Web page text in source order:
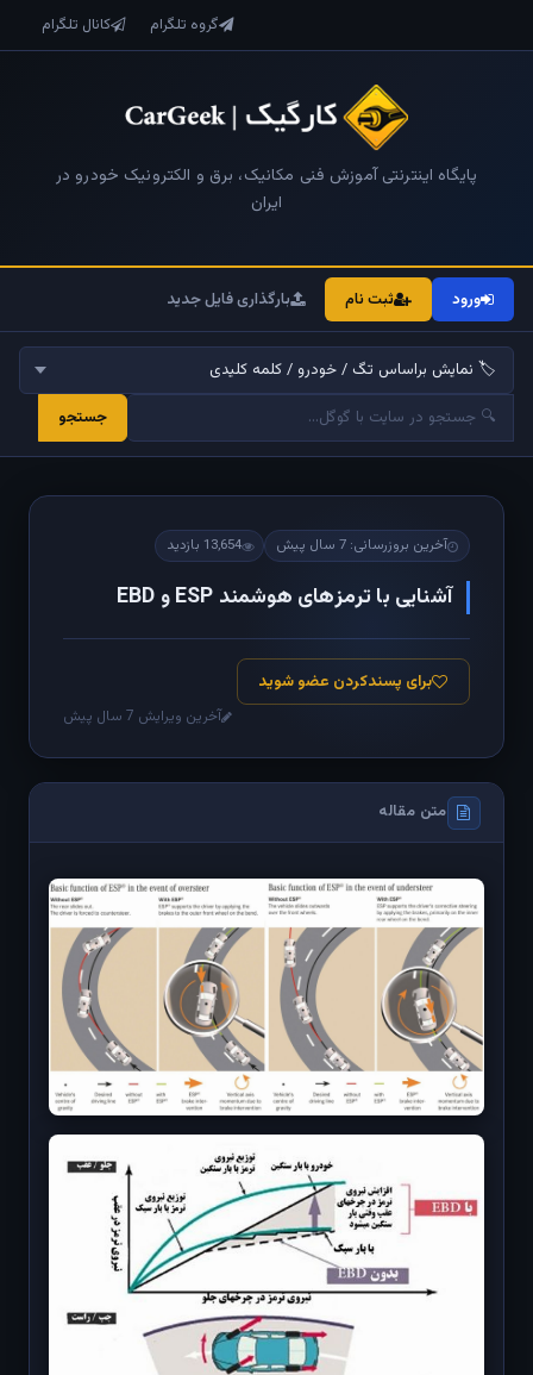
گروه تلگرام کانال تلگرام
پایگاه اینترنتی آموزش فنی مکانیک، برق و الکترونیک خودرو در
ایران
ورود ثبت نام بارگذاری فایل جدید
جستجو
آخرین بروزرسانی: 7 سال پیش 13,654 بازدید
آشنایی با ترمزهای هوشمند ESP و EBD
برای پسندکردن عضو شوید
آخرین ویرایش 7 سال پیش
متن مقاله